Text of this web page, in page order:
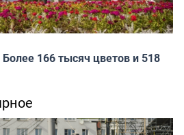
166 тысяч цветов и 518